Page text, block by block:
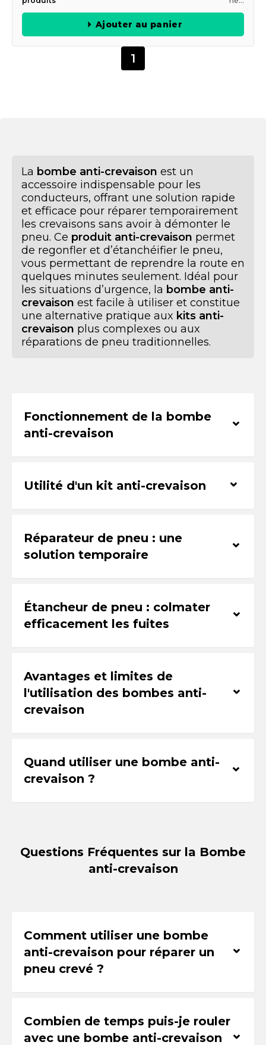
Ajouter au panier
1
La bombe anti-crevaison est un
accessoire indispensable pour les
conducteurs, offrant une solution rapide
et efficace pour réparer temporairement
les crevaisons sans avoir à démonter le
pneu. Ce produit anti-crevaison permet
de regonfler et d’étanchéifier le pneu,
vous permettant de reprendre la route en
quelques minutes seulement. Idéal pour
les situations d’urgence, la bombe anti-
crevaison est facile à utiliser et constitue
une alternative pratique aux kits anti-
crevaison plus complexes ou aux
réparations de pneu traditionnelles.
Fonctionnement de la bombe
anti-crevaison
⌃
Utilité d'un kit anti-crevaison ⌃
Réparateur de pneu : une
solution temporaire
⌃
Étancheur de pneu : colmater
efficacement les fuites
⌃
Avantages et limites de
l'utilisation des bombes anti-
crevaison
⌃
Quand utiliser une bombe anti-
crevaison ?
⌃
Questions Fréquentes sur la Bombe
anti-crevaison
Comment utiliser une bombe
anti-crevaison pour réparer un
pneu crevé ?
⌃
Combien de temps puis-je rouler
avec une bombe anti-crevaison
⌃